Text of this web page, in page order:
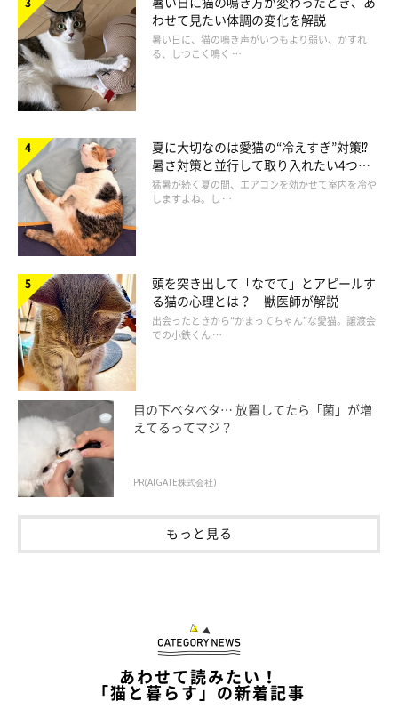
ーー上記のように猫の気持ちを理解できずに接してしまった場
合、猫にどんな影響が出ますか？
獣医師：
「飼い主さんが猫にとって気に入らない行動をすると、まずはス
トレス
がかかります。ストレスを感じると、それによって免疫機
能が下がるので、思わぬ病気の引き金になるかもしれません。食
欲や元気に影響することもあります。
もあるかもしれません」
ーー病気の引き金になることもあるとは……できるだけ愛猫にス
トレスをかけないようにしたいですね。
わせて見たい体調の変化を解説
暑い日に、猫の鳴き声がいつもより弱い、かすれ
る、しつこく鳴く …
夏に大切なのは愛猫の“冷えすぎ”対策⁉
暑さ対策と並行して取り入れたい4つの
工夫
猛暑が続く夏の間、エアコンを効かせて室内を冷や
しますよね。し …
頭を突き出して「なでて」とアピールす
る猫の心理とは？ 獣医師が解説
出会ったときから“かまってちゃん”な愛猫。譲渡会
での小鉄くん …
目の下ベタベタ… 放置してたら「菌」が増
えてるってマジ？
PR(AIGATE株式会社)
もっと見る
あわせて読みたい！
「猫と暮らす」の新着記事